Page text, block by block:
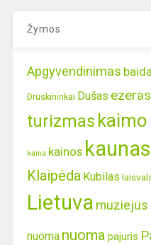
Žymos
Apgyvendinimas
Druskininkai Dušas ezeras
turizmas
kaina kainos kaunas
Klaipėda Kubilas
Lietuva muziejus
nuoma nuoma pajuris